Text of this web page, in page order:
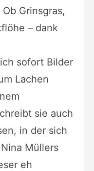
Ob Grinsgras,
– dank
sofort Bilder
Lachen
sie auch
in der sich
Müllers
eh